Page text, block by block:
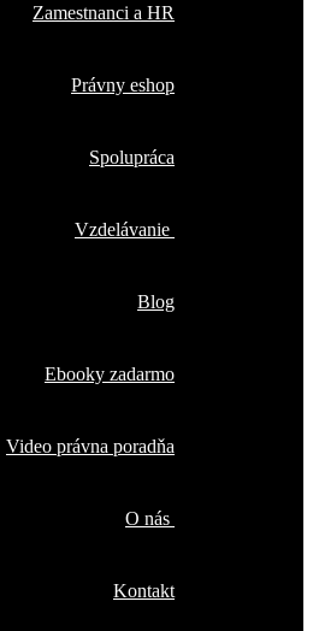
Zamestnanci a HR
Právny eshop
Spolupráca
Vzdelávanie
Blog
Ebooky zadarmo
Video právna poradňa
O nás
Kontakt